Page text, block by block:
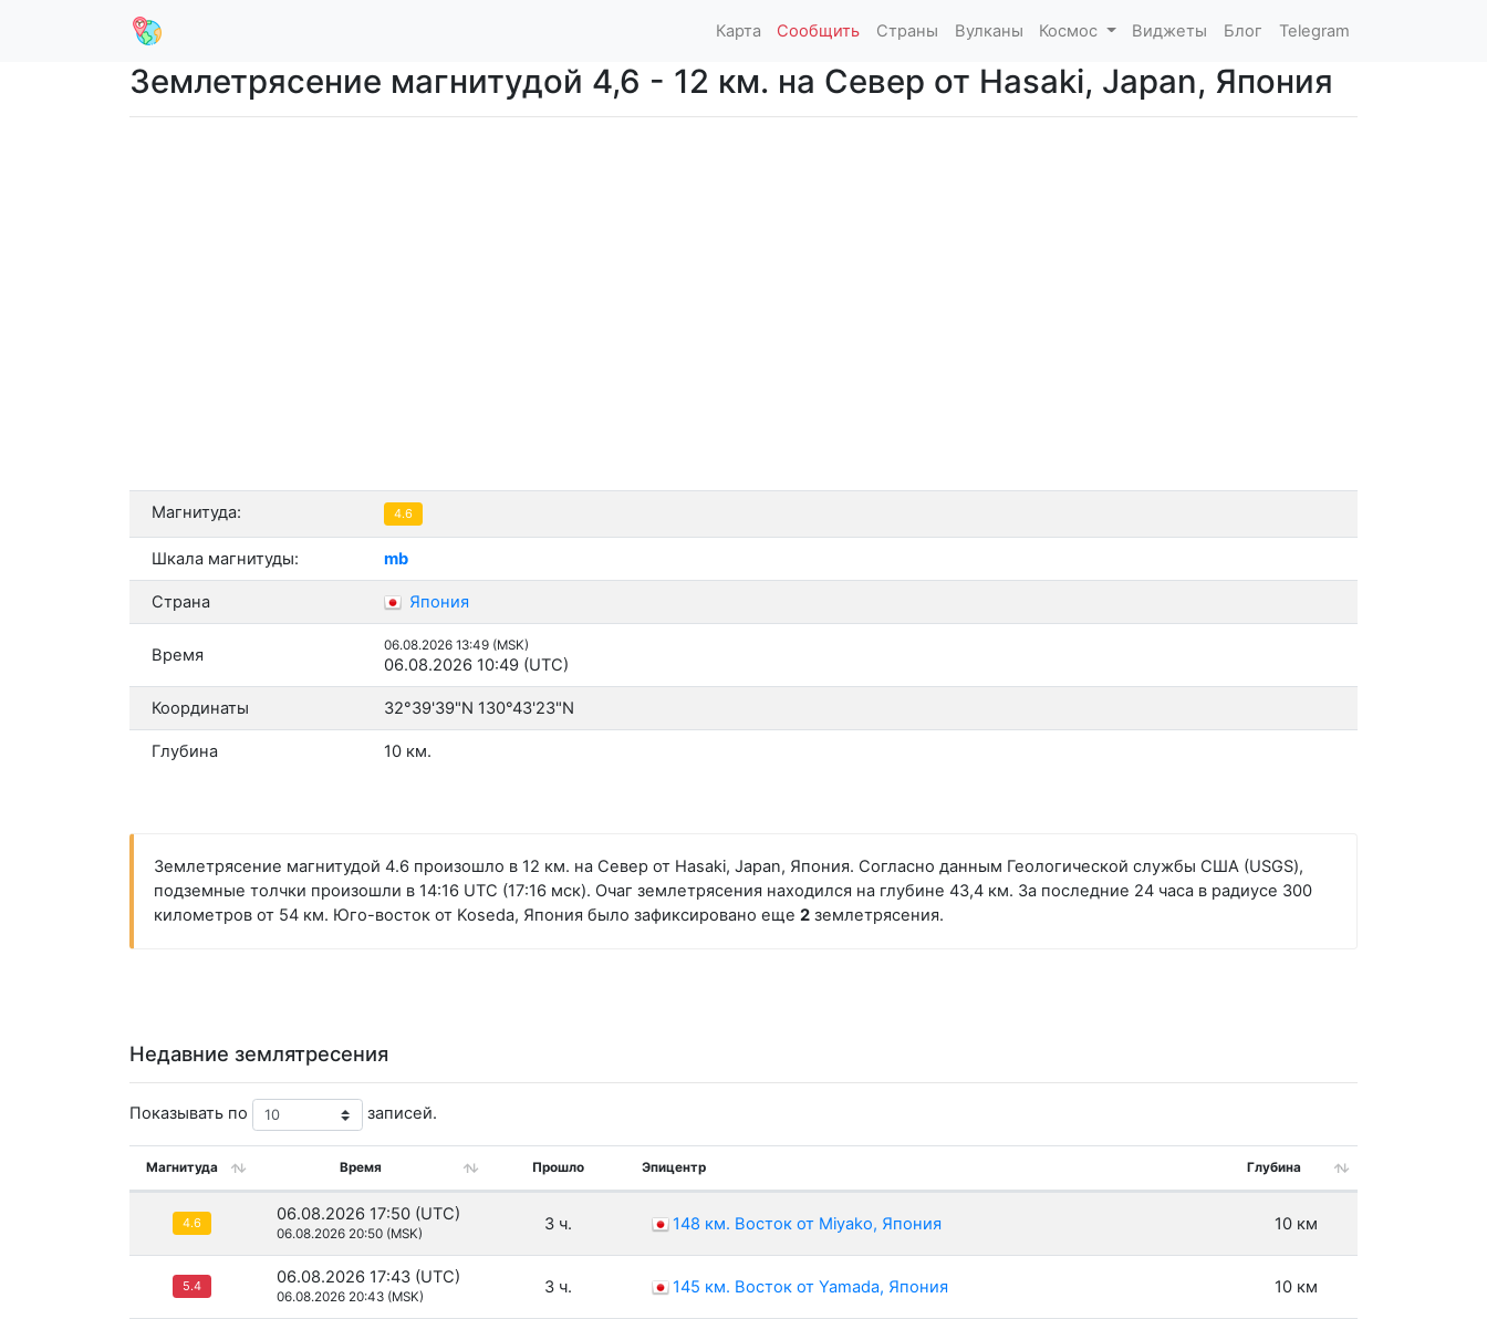
Карта Сообщить Страны Вулканы Космос Виджеты Блог Telegram
Землетрясение магнитудой 4,6 - 12 км. на Север от Hasaki, Japan, Япония
Магнитуда: 4.6
Шкала магнитуды: mb
Страна Япония
Время 06.08.2026 13:49 (MSK)
06.08.2026 10:49 (UTC)
Координаты 32°39'39"N 130°43'23"N
Глубина 10 км.
Землетрясение магнитудой 4.6 произошло в 12 км. на Север от Hasaki, Japan, Япония. Согласно данным Геологической службы США (USGS),
подземные толчки произошли в 14:16 UTC (17:16 мск). Очаг землетрясения находился на глубине 43,4 км. За последние 24 часа в радиусе 300
километров от 54 км. Юго-восток от Koseda, Япония было зафиксировано еще 2землетрясения.
Недавние землятресения
Показывать по записей.
Магнитуда Время Прошло Эпицентр Глубина
4.6 06.08.2026 17:50 (UTC)
06.08.2026 20:50 (MSK) 3 ч. 148 км. Восток от Miyako, Япония 10 км
5.4 06.08.2026 17:43 (UTC)
06.08.2026 20:43 (MSK) 3 ч. 145 км. Восток от Yamada, Япония 10 км